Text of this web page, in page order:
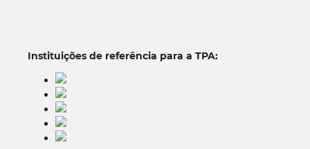
Instituições de referência para a TPA: